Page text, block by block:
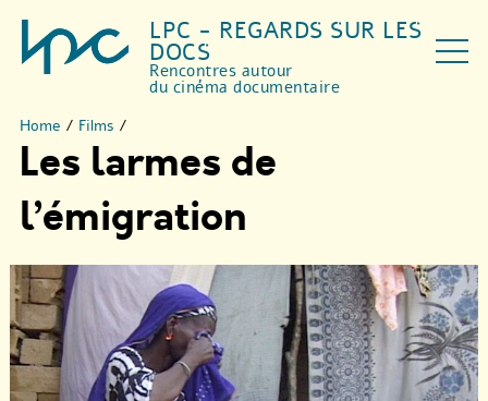
LPC - REGARDS SUR LES
DOCS
Rencontres autour
du cinéma documentaire
Home / Films /
Les larmes de
l’émigration